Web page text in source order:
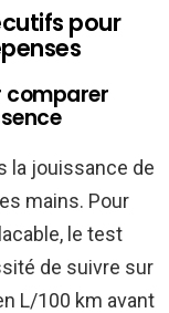
pour
comparer
la jouissance de
mains. Pour
le test
de suivre sur
L/100 km avant